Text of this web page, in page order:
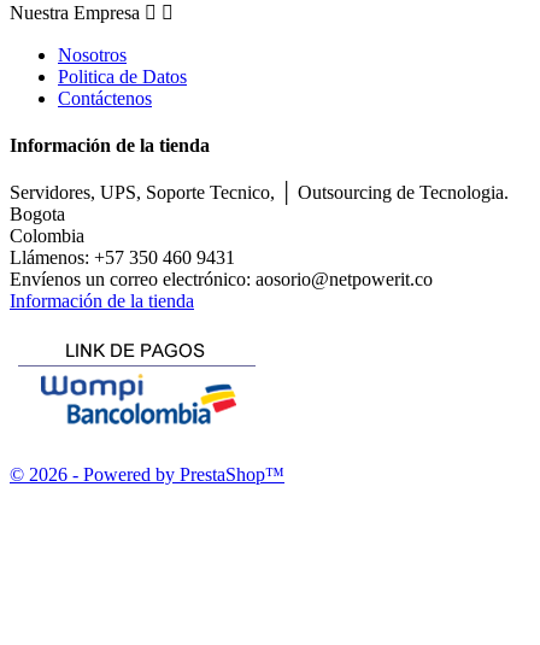
Nuestra Empresa  
Nosotros
Politica de Datos
Contáctenos
Información de la tienda
Servidores, UPS, Soporte Tecnico, │ Outsourcing de Tecnologia.
Bogota
Colombia
Llámenos: +57 350 460 9431
Envíenos un correo electrónico: aosorio@netpowerit.co
Información de la tienda
© 2026 - Powered by PrestaShop™